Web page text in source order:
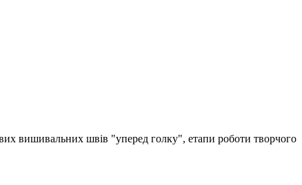
вишивальних швів "уперед голку", етапи роботи творчого